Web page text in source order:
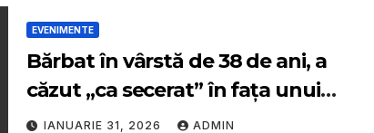
EVENIMENTE
Bărbat în vârstă de 38 de ani, a
căzut „ca secerat” în fața unui
bloc/ Procurorii vor răspunsul
IANUARIE 31, 2026 ADMIN